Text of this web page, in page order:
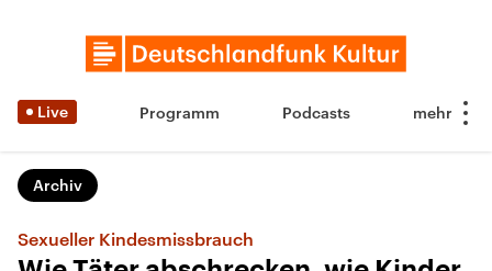
Live Programm Podcasts
Archiv
Sexueller Kindesmissbrauch